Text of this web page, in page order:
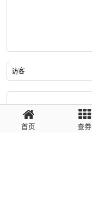
回复需填写必要信息
首页 查券